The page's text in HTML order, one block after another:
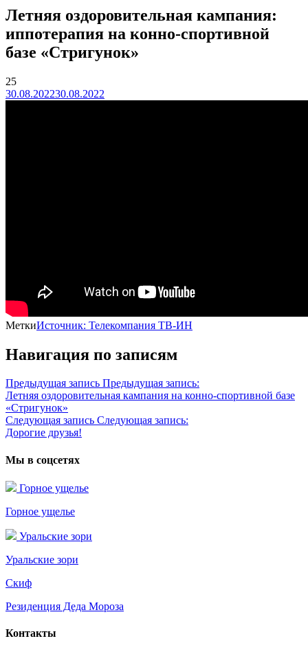
Летняя оздоровительная кампания:
иппотерапия на конно-спортивной
базе «Стригунок»
25
30.08.202230.08.2022
МеткиИсточник: Телекомпания ТВ-ИН
Навигация по записям
Предыдущая запись Предыдущая запись:
Летняя оздоровительная кампания на конно-спортивной базе
«Стригунок»
Следующая запись Следующая запись:
Дорогие друзья!
Мы в соцсетях
Горное ущелье
Горное ущелье
Уральские зори
Уральские зори
Скиф
Резиденция Деда Мороза
Контакты